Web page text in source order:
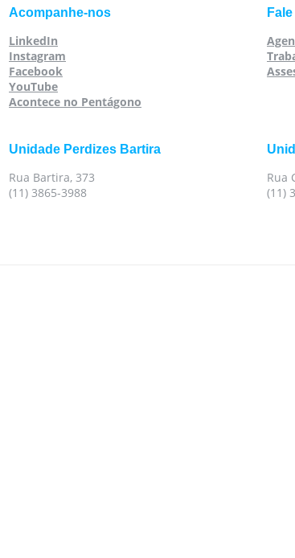
Acompanhe-nos
LinkedIn
Instagram
Facebook
YouTube
Acontece no Pentágono
Unidade Perdizes Bartira
Rua Bartira, 373
(11) 3865-3988
Rua
(11)